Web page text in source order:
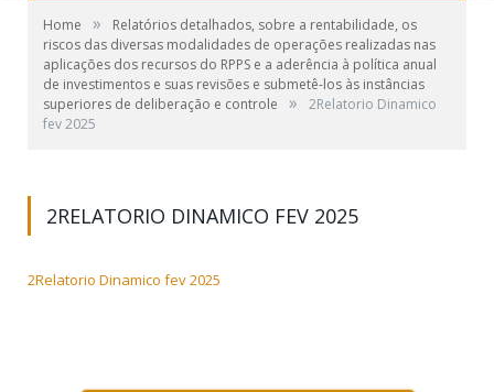
Home »
Relatórios detalhados, sobre a rentabilidade, os
riscos das diversas modalidades de operações realizadas nas
aplicações dos recursos do RPPS e a aderência à política anual
de investimentos e suas revisões e submetê-los às instâncias
superiores de deliberação e controle
»
2Relatorio Dinamico
fev 2025
2RELATORIO DINAMICO FEV 2025
2Relatorio Dinamico fev 2025